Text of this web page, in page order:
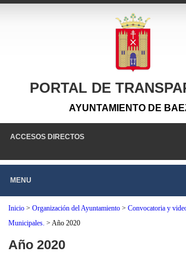
PORTAL DE
AYUNTAMIENTO DE
ACCESOS DIRECTOS
MENU
Inicio >Organización del Ayuntamiento >Convocatoria y
Municipales. > Año 2020
Año 2020